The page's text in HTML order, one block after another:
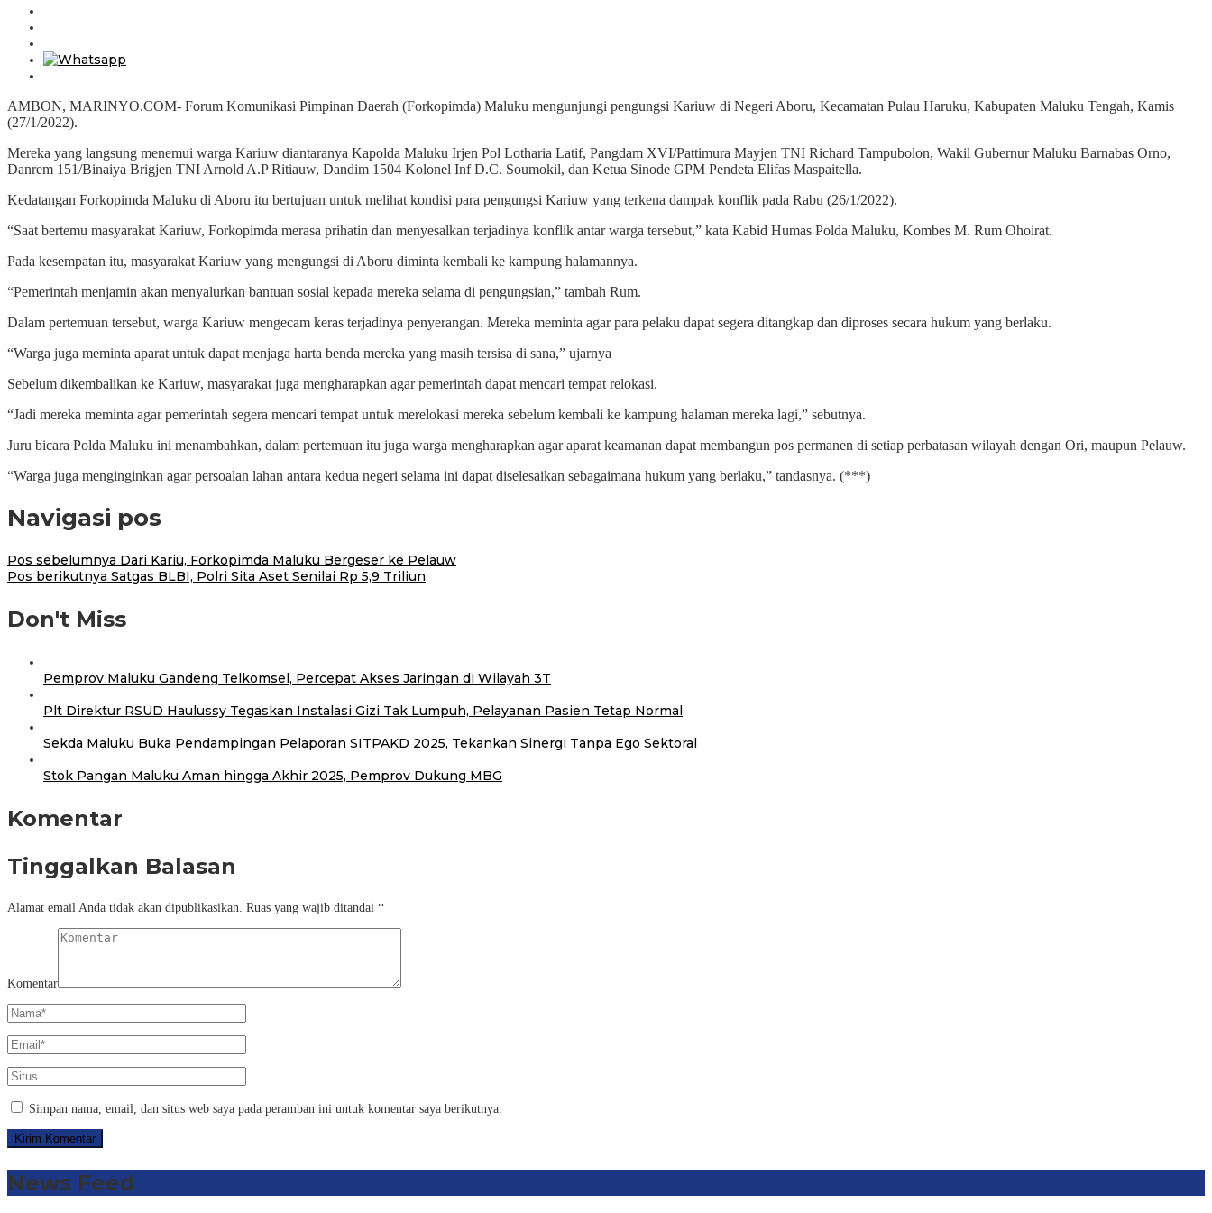
AMBON, MARINYO.COM- Forum Komunikasi Pimpinan Daerah (Forkopimda) Maluku mengunjungi pengungsi Kariuw di Negeri Aboru, Kecamatan Pulau Haruku, Kabupaten Maluku Tengah, Kamis
(27/1/2022).
Mereka yang langsung menemui warga Kariuw diantaranya Kapolda Maluku Irjen Pol Lotharia Latif, Pangdam XVI/Pattimura Mayjen TNI Richard Tampubolon, Wakil Gubernur Maluku Barnabas Orno,
Danrem 151/Binaiya Brigjen TNI Arnold A.P Ritiauw, Dandim 1504 Kolonel Inf D.C. Soumokil, dan Ketua Sinode GPM Pendeta Elifas Maspaitella.
Kedatangan Forkopimda Maluku di Aboru itu bertujuan untuk melihat kondisi para pengungsi Kariuw yang terkena dampak konflik pada Rabu (26/1/2022).
“Saat bertemu masyarakat Kariuw, Forkopimda merasa prihatin dan menyesalkan terjadinya konflik antar warga tersebut,” kata Kabid Humas Polda Maluku, Kombes M. Rum Ohoirat.
Pada kesempatan itu, masyarakat Kariuw yang mengungsi di Aboru diminta kembali ke kampung halamannya.
“Pemerintah menjamin akan menyalurkan bantuan sosial kepada mereka selama di pengungsian,” tambah Rum.
Dalam pertemuan tersebut, warga Kariuw mengecam keras terjadinya penyerangan. Mereka meminta agar para pelaku dapat segera ditangkap dan diproses secara hukum yang berlaku.
“Warga juga meminta aparat untuk dapat menjaga harta benda mereka yang masih tersisa di sana,” ujarnya
Sebelum dikembalikan ke Kariuw, masyarakat juga mengharapkan agar pemerintah dapat mencari tempat relokasi.
“Jadi mereka meminta agar pemerintah segera mencari tempat untuk merelokasi mereka sebelum kembali ke kampung halaman mereka lagi,” sebutnya.
Juru bicara Polda Maluku ini menambahkan, dalam pertemuan itu juga warga mengharapkan agar aparat keamanan dapat membangun pos permanen di setiap perbatasan wilayah dengan Ori, maupun Pelauw.
“Warga juga menginginkan agar persoalan lahan antara kedua negeri selama ini dapat diselesaikan sebagaimana hukum yang berlaku,” tandasnya. (***)
Navigasi pos
Pos sebelumnya Dari Kariu, Forkopimda Maluku Bergeser ke Pelauw
Pos berikutnya Satgas BLBI, Polri Sita Aset Senilai Rp 5,9 Triliun
Don't Miss
Pemprov Maluku Gandeng Telkomsel, Percepat Akses Jaringan di Wilayah 3T
Plt Direktur RSUD Haulussy Tegaskan Instalasi Gizi Tak Lumpuh, Pelayanan Pasien Tetap Normal
Sekda Maluku Buka Pendampingan Pelaporan SITPAKD 2025, Tekankan Sinergi Tanpa Ego Sektoral
Stok Pangan Maluku Aman hingga Akhir 2025, Pemprov Dukung MBG
Komentar
Tinggalkan Balasan
Alamat email Anda tidak akan dipublikasikan. Ruas yang wajib ditandai *
Komentar
Simpan nama, email, dan situs web saya pada peramban ini untuk komentar saya berikutnya.
News Feed